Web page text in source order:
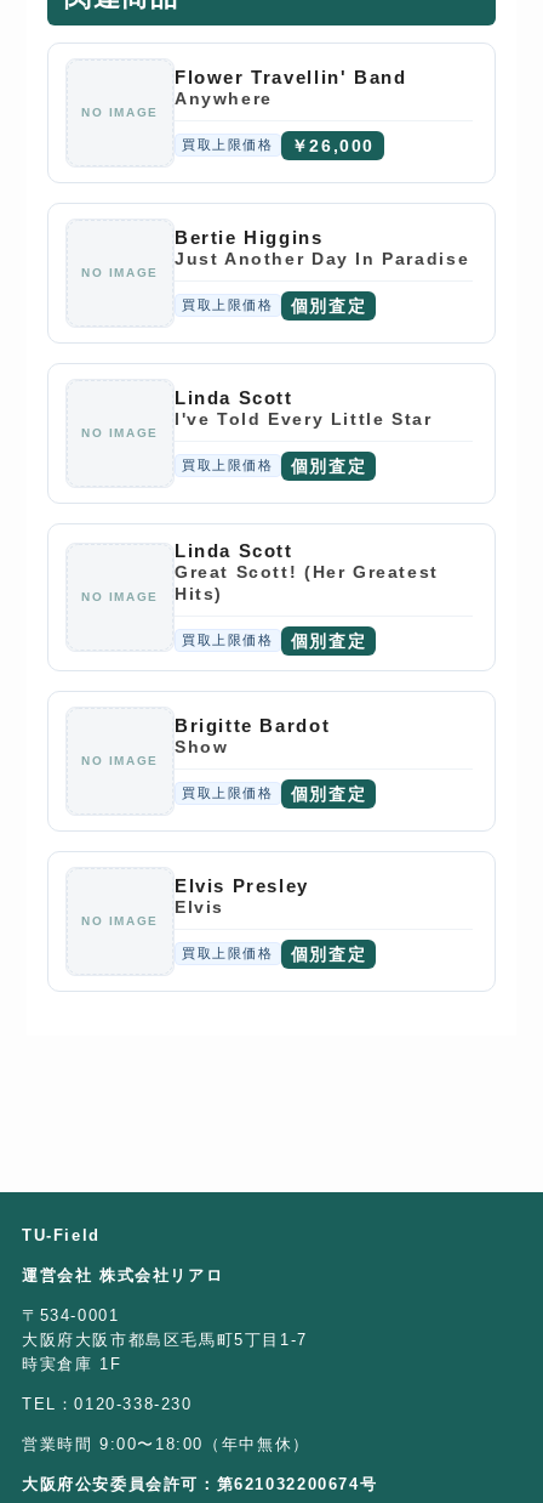
NO IMAGE
Flower Travellin' Band
Anywhere
買取上限価格 ￥26,000
NO IMAGE
Bertie Higgins
Just Another Day In Paradise
買取上限価格 個別査定
NO IMAGE
Linda Scott
I've Told Every Little Star
買取上限価格 個別査定
NO IMAGE
Linda Scott
Great Scott! (Her Greatest
Hits)
買取上限価格 個別査定
NO IMAGE
Brigitte Bardot
Show
買取上限価格 個別査定
NO IMAGE
Elvis Presley
Elvis
買取上限価格 個別査定
TU-Field
運営会社 株式会社リアロ
〒534-0001
大阪府大阪市都島区毛馬町5丁目1-7
時実倉庫 1F
TEL：0120-338-230
営業時間 9:00〜18:00（年中無休）
大阪府公安委員会許可：第621032200674号